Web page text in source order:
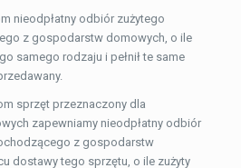
nieodpłatny odbiór zużytego
z gospodarstw domowych, o ile
samego rodzaju i pełnił te same
sprzęt przeznaczony dla
zapewniamy nieodpłatny odbiór
z gospodarstw
dostawy tego sprzętu, o ile zużyty